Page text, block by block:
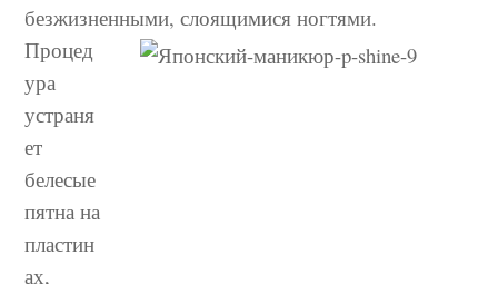
безжизненными, слоящимися ногтями.
Процед
ура
устраня
ет
белесые
пятна на
пластин
ах,